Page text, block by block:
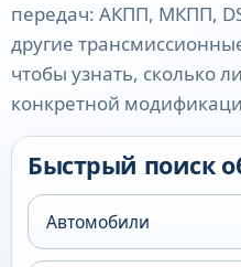
передач: АКПП, МКПП,
другие
чтобы узнать, сколько
конкретной
Быстрый поиск